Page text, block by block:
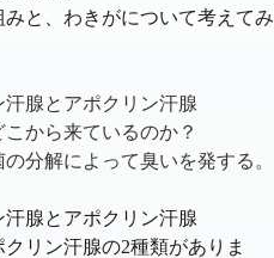
と、わきがについて考えてみ
腺とアポクリン汗腺
から来ているのか？
分解によって臭いを発する。
腺とアポクリン汗腺
クリン汗腺の2種類がありま